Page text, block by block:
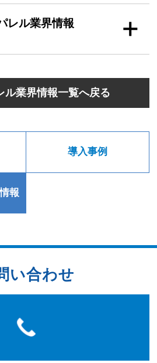
レル業界情報
ル業界情報一覧へ戻る
導入事例
報
い合わせ